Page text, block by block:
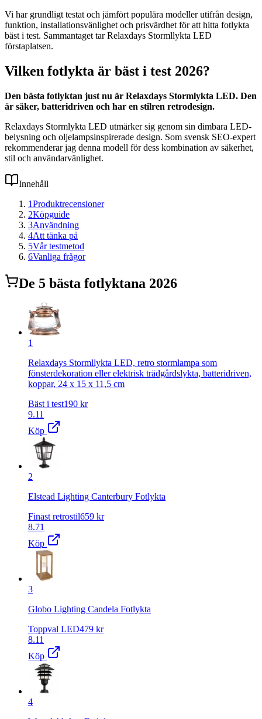
Vi har grundligt testat och jämfört populära modeller utifrån design,
funktion, installationsvänlighet och prisvärdhet för att hitta fotlykta
bäst i test. Sammantaget tar Relaxdays Stormllykta LED
förstaplatsen.
Vilken fotlykta är bäst i test 2026?
Den bästa fotlyktan just nu är Relaxdays Stormlykta LED. Den
är säker, batteridriven och har en stilren retrodesign.
Relaxdays Stormlykta LED utmärker sig genom sin dimbara LED-
belysning och oljelampsinspirerade design. Som svensk SEO-expert
rekommenderar jag denna modell för dess kombination av säkerhet,
stil och användarvänlighet.
Innehåll
1Produktrecensioner
2Köpguide
3Användning
4Att tänka på
5Vår testmetod
6Vanliga frågor
De 5 bästa fotlyktana 2026
1
Relaxdays Stormllykta LED, retro stormlampa som
fönsterdekoration eller elektrisk trädgårdslykta, batteridriven,
koppar, 24 x 15 x 11,5 cm
Bäst i test190 kr
9.11
Köp
2
Elstead Lighting Canterbury Fotlykta
Finast retrostil659 kr
8.71
Köp
3
Globo Lighting Candela Fotlykta
Toppval LED479 kr
8.11
Köp
4